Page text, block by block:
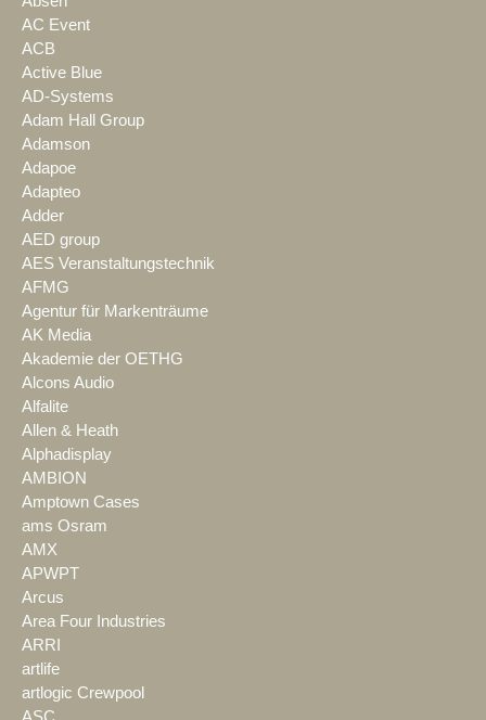
AC Event
ACB
Active Blue
AD-Systems
Adam Hall Group
Adamson
Adapoe
Adapteo
Adder
AED group
AES Veranstaltungstechnik
AFMG
Agentur für Markenträume
AK Media
Akademie der OETHG
Alcons Audio
Alfalite
Allen & Heath
Alphadisplay
AMBION
Amptown Cases
ams Osram
AMX
APWPT
Arcus
Area Four Industries
ARRI
artlife
artlogic Crewpool
ASC